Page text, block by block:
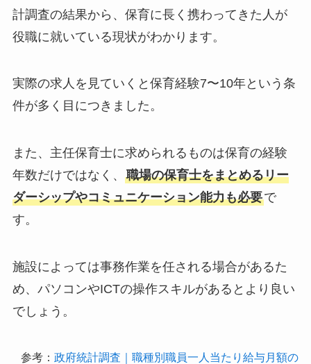
計調査の結果から、保育に長く携わってきた人が
役職に就いている現状がわかります。
実際の求人を見ていくと保育経験7〜10年という条
件が多く目につきました。
また、主任保育士に求められるものは保育の経験
年数だけではなく、 職場の保育士をまとめるリー
ダーシップやコミュニケーション能力も必要で
す。
施設によっては事務作業を任される場合があるた
め、パソコンやICTの操作スキルがあるとより良い
でしょう。
参考：政府統計調査｜職種別職員一人当たり給与月額の